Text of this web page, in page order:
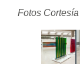
Fotos Cortesía